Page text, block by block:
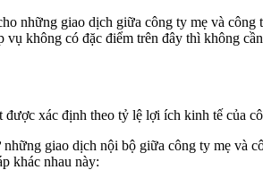
những giao dịch giữa công ty mẹ và
không có đặc điểm trên đây thì không
xác định theo tỷ lệ lợi ích kinh tế của
giao dịch nội bộ giữa công ty mẹ và
khác nhau này: